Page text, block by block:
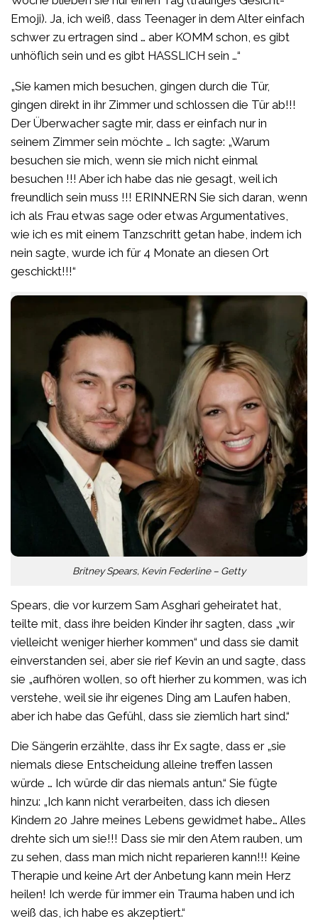
Emoji). Ja, ich weiß, dass Teenager in dem Alter einfach
schwer zu ertragen sind … aber KOMM schon, es gibt
unhöflich sein und es gibt HASSLICH sein …“
„Sie kamen mich besuchen, gingen durch die Tür,
gingen direkt in ihr Zimmer und schlossen die Tür ab!!!
Der Überwacher sagte mir, dass er einfach nur in
seinem Zimmer sein möchte … Ich sagte: „Warum
besuchen sie mich, wenn sie mich nicht einmal
besuchen !!! Aber ich habe das nie gesagt, weil ich
freundlich sein muss !!! ERINNERN Sie sich daran, wenn
ich als Frau etwas sage oder etwas Argumentatives,
wie ich es mit einem Tanzschritt getan habe, indem ich
nein sagte, wurde ich für 4 Monate an diesen Ort
geschickt!!!“
Britney Spears, Kevin Federline – Getty
Spears, die vor kurzem Sam Asghari geheiratet hat,
teilte mit, dass ihre beiden Kinder ihr sagten, dass „wir
vielleicht weniger hierher kommen“ und dass sie damit
einverstanden sei, aber sie rief Kevin an und sagte, dass
sie „aufhören wollen, so oft hierher zu kommen, was ich
verstehe, weil sie ihr eigenes Ding am Laufen haben,
aber ich habe das Gefühl, dass sie ziemlich hart sind.“
Die Sängerin erzählte, dass ihr Ex sagte, dass er „sie
niemals diese Entscheidung alleine treffen lassen
würde … Ich würde dir das niemals antun.“ Sie fügte
hinzu: „Ich kann nicht verarbeiten, dass ich diesen
Kindern 20 Jahre meines Lebens gewidmet habe… Alles
drehte sich um sie!!! Dass sie mir den Atem rauben, um
zu sehen, dass man mich nicht reparieren kann!!! Keine
Therapie und keine Art der Anbetung kann mein Herz
heilen! Ich werde für immer ein Trauma haben und ich
weiß das, ich habe es akzeptiert.“